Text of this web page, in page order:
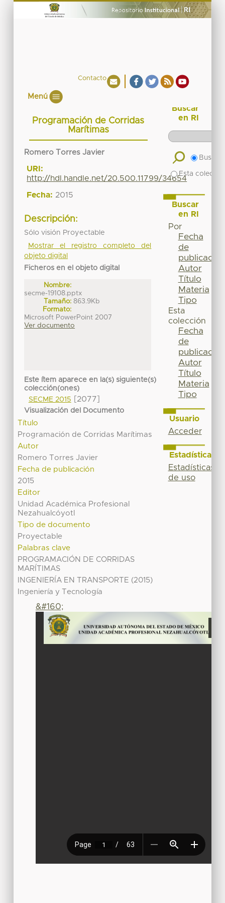
Contacto
Menú
Programación de Corridas
Marítimas
Romero Torres Javier
URI:
http://hdl.handle.net/20.500.11799/34654
Fecha: 2015
Descripción:
Sólo visión Proyectable
Mostrar el registro completo del
objeto digital
Ficheros en el objeto digital
Nombre:
secme-19108.pptx
Tamaño: 863.9Kb
Formato:
Microsoft PowerPoint 2007
Ver documento
Este ítem aparece en la(s) siguiente(s)
colección(ones)
SECME 2015
[2077]
Visualización del Documento
Título
Programación de Corridas Marítimas
Autor
Romero Torres Javier
Fecha de publicación
2015
Editor
Unidad Académica Profesional
Nezahualcóyotl
Tipo de documento
Proyectable
Palabras clave
PROGRAMACIÓN DE CORRIDAS
MARÍTIMAS
INGENIERÍA EN TRANSPORTE (2015)
Ingeniería y Tecnología
&#160;
Buscar
en RI
Buscar
Esta
Buscar
en RI
Por
Fecha
de
publicación
Autor
Título
Materia
Tipo
Esta
colección
Fecha
de
publicación
Autor
Título
Materia
Tipo
Usuario
Acceder
Estadísticas
Estadísticas
de uso